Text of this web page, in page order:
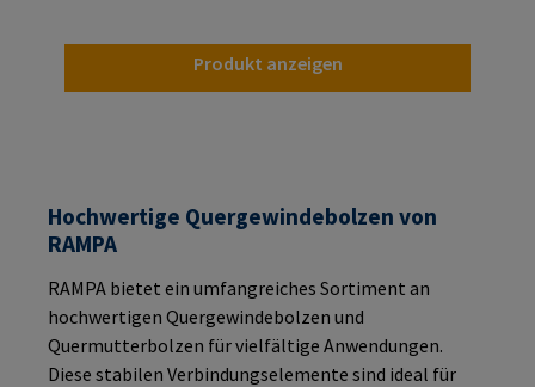
Produkt anzeigen
Hochwertige Quergewindebolzen von
RAMPA
RAMPA bietet ein umfangreiches Sortiment an
hochwertigen Quergewindebolzen und
Quermutterbolzen für vielfältige Anwendungen.
Diese stabilen Verbindungselemente sind ideal für